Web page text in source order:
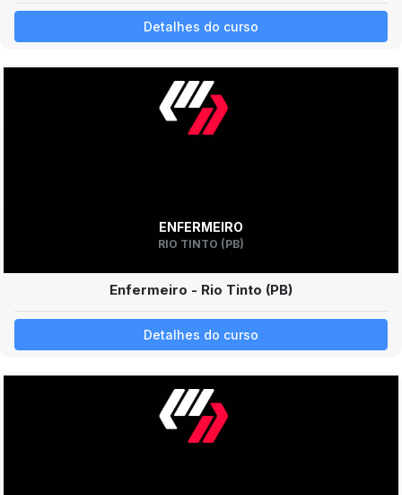
Detalhes do curso
ENFERMEIRO
RIO TINTO (PB)
Enfermeiro - Rio Tinto (PB)
Detalhes do curso